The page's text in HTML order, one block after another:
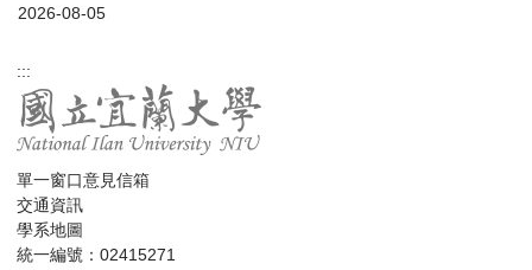
2026-08-05
:::
單一窗口意見信箱
交通資訊
學系地圖
統一編號：02415271